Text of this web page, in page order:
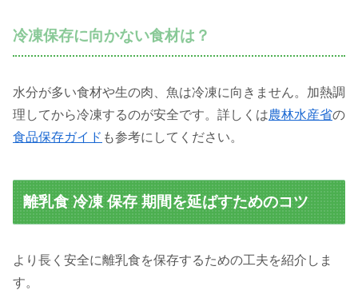
冷凍保存に向かない食材は？
水分が多い食材や生の肉、魚は冷凍に向きません。加熱調
理してから冷凍するのが安全です。詳しくは農林水産省の
食品保存ガイド も参考にしてください。
離乳食 冷凍 保存 期間を延ばすためのコツ
より長く安全に離乳食を保存するための工夫を紹介しま
す。